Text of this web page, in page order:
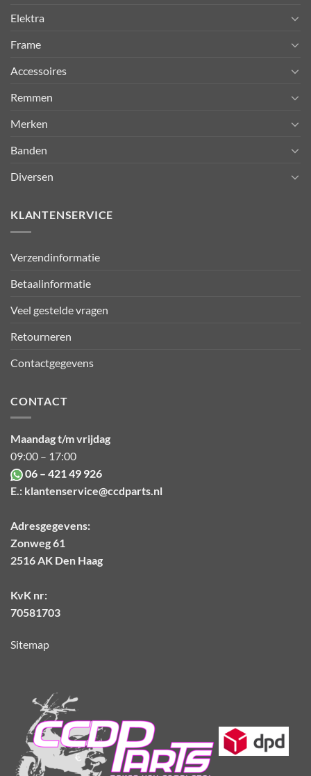
Elektra
Frame
Accessoires
Remmen
Merken
Banden
Diversen
KLANTENSERVICE
Verzendinformatie
Betaalinformatie
Veel gestelde vragen
Retourneren
Contactgegevens
CONTACT
Maandag t/m vrijdag
09:00 – 17:00
06 – 421 49 926
E.: klantenservice@ccdparts.nl
Adresgegevens:
Zonweg 61
2516 AK Den Haag
KvK nr:
70581703
Sitemap